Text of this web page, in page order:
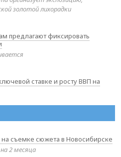
золотой лихорадки
предлагают фиксировать
ставке и росту ВВП на
съемке сюжета в Новосибирске
2 месяца